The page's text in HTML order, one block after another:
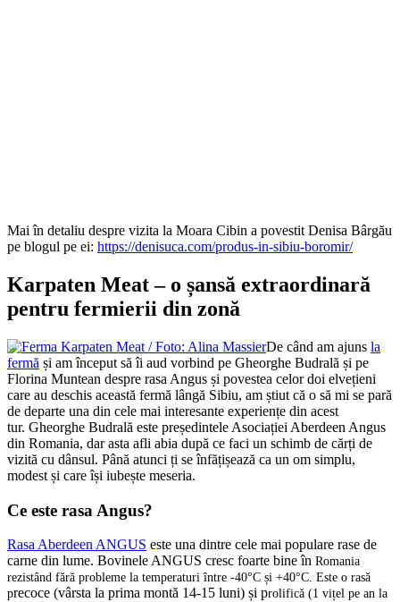
Mai în detaliu despre vizita la Moara Cibin a povestit Denisa Bârgău
pe blogul pe ei: https://denisuca.com/produs-in-sibiu-boromir/
Karpaten Meat – o șansă extraordinară
pentru fermierii din zonă
De când am ajuns la
fermă și am început să îi aud vorbind pe Gheorghe Budrală și pe
Florina Muntean despre rasa Angus și povestea celor doi elvețieni
care au deschis această fermă lângă Sibiu, am știut că o să mi se pară
de departe una din cele mai interesante experiențe din acest
tur. Gheorghe Budrală este președintele Asociației Aberdeen Angus
din Romania, dar asta afli abia după ce faci un schimb de cărți de
vizită cu dânsul. Până atunci ți se înfățișează ca un om simplu,
modest și care își iubește meseria.
Ce este rasa Angus?
Rasa Aberdeen ANGUS este una dintre cele mai populare rase de
carne din lume. Bovinele ANGUS cresc foarte bine în Romania
rezistând fără probleme la temperaturiîntre -40°C și +40°C. Este o rasă
precoce (vârsta la prima montă 14-15 luni) și prolifică (1 vițel pe an la